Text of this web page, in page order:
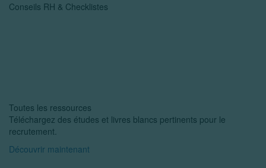
Conseils RH & Checklistes
Toutes les ressources
Téléchargez des études et livres blancs pertinents pour le
recrutement.
Découvrir maintenant